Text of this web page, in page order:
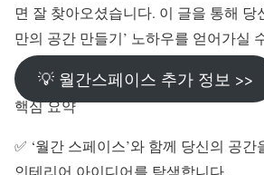
면 잘 찾아오셨습니다. 이 글을 통해 당
만의 공간 만들기’ 노하우를 얻어가실
💡 월간스페이스 추가 정보 >>
핵심 요약
✅ ‘월간 스페이스’와 함께 당신의 공
인테리어 아이디어를 탐색합니다.